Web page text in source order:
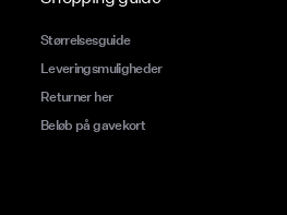
Størrelsesguide
Leveringsmuligheder
Returner her
Beløb på gavekort